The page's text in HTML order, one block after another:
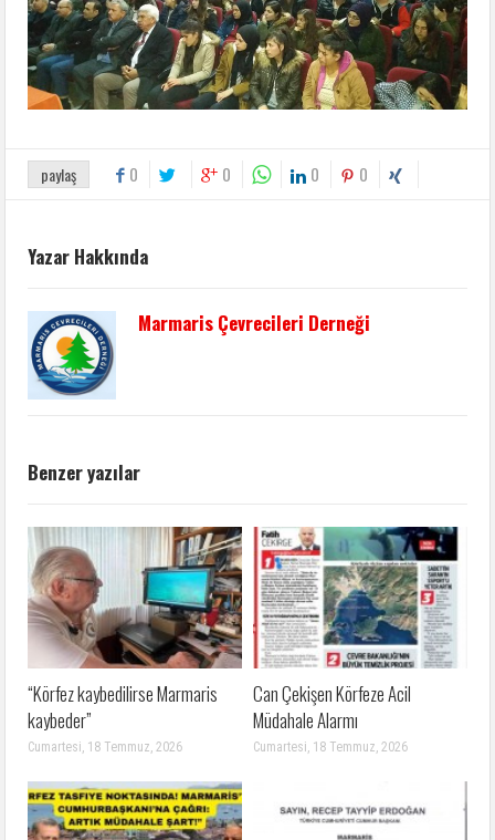
paylaş 0 0 0 0
Yazar Hakkında
Marmaris Çevrecileri Derneği
Benzer yazılar
“Körfez kaybedilirse Marmaris
kaybeder”
Cumartesi, 18 Temmuz, 2026
Can Çekişen Körfeze Acil
Müdahale Alarmı
Cumartesi, 18 Temmuz, 2026